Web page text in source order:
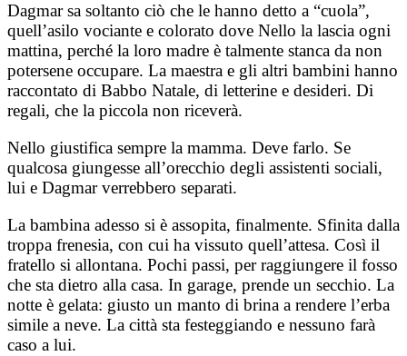
Dagmar sa soltanto ciò che le hanno detto a “cuola”,
quell’asilo vociante e colorato dove Nello la lascia ogni
mattina, perché la loro madre è talmente stanca da non
potersene occupare. La maestra e gli altri bambini hanno
raccontato di Babbo Natale, di letterine e desideri. Di
regali, che la piccola non riceverà.
Nello giustifica sempre la mamma. Deve farlo. Se
qualcosa giungesse all’orecchio degli assistenti sociali,
lui e Dagmar verrebbero separati.
La bambina adesso si è assopita, finalmente. Sfinita dalla
troppa frenesia, con cui ha vissuto quell’attesa. Così il
fratello si allontana. Pochi passi, per raggiungere il fosso
che sta dietro alla casa. In garage, prende un secchio. La
notte è gelata: giusto un manto di brina a rendere l’erba
simile a neve. La città sta festeggiando e nessuno farà
caso a lui.